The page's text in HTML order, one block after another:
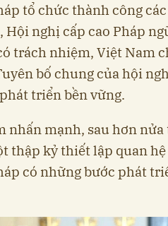
tổ chức thành công
nghị cấp cao Pháp
trách nhiệm, Việt Nam
bố chung của hội
triển bền vững.
nhấn mạnh, sau hơn nửa
thập kỷ thiết lập quan
có những bước phát